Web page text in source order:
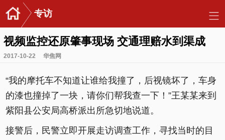
专访
视频监控还原肇事现场 交通理赔水到渠成
2017-10-22 华焦网
“我的摩托车不知道让谁给我撞了，后视镜坏了，车身
的漆也撞掉了一块，请你们帮我查一下！”王某某来到
紫阳县公安局高桥派出所急切地说道。
接警后，民警立即开展走访调查工作，寻找当时的目